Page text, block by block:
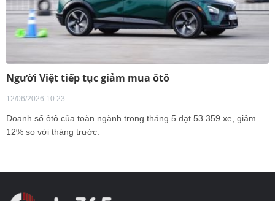
Người Việt tiếp tục giảm mua ôtô
12/06/2026 10:23
Doanh số ôtô của toàn ngành trong tháng 5 đạt 53.359 xe, giảm
12% so với tháng trước.